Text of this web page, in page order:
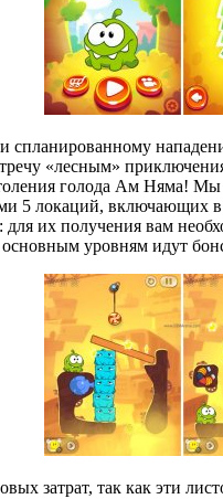
спланированному
«лесным»
голода Ам Няма!
5 локаций, включающих
их получения вам
уровням идут
затрат, так как эти